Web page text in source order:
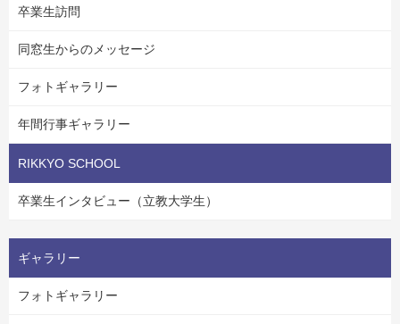
卒業生訪問
同窓生からのメッセージ
フォトギャラリー
年間行事ギャラリー
RIKKYO SCHOOL
卒業生インタビュー（立教大学生）
ギャラリー
フォトギャラリー